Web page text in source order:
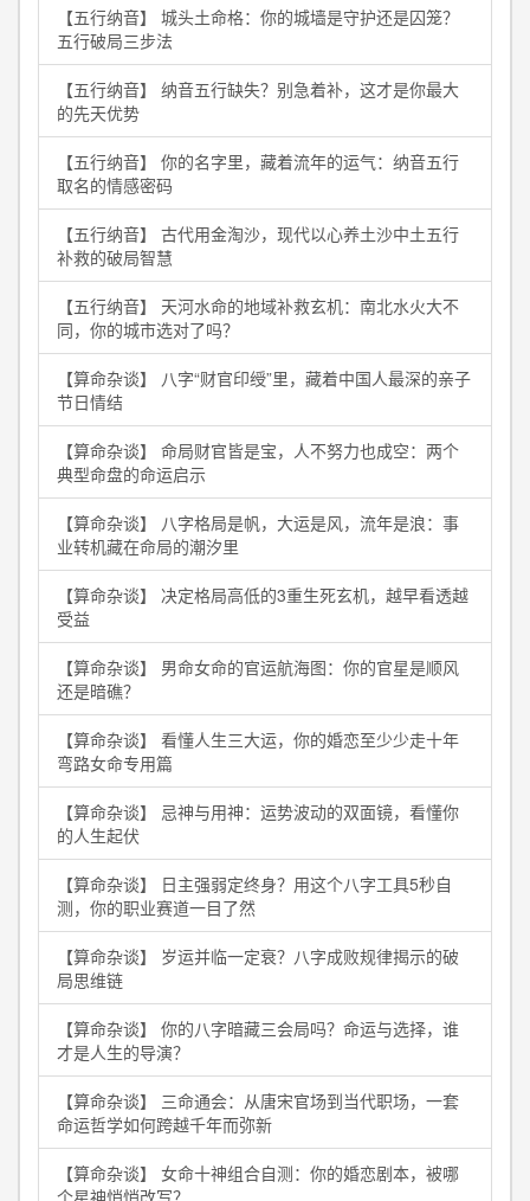
【五行纳音】 城头土命格：你的城墙是守护还是囚笼？
五行破局三步法
【五行纳音】 纳音五行缺失？别急着补，这才是你最大
的先天优势
【五行纳音】 你的名字里，藏着流年的运气：纳音五行
取名的情感密码
【五行纳音】 古代用金淘沙，现代以心养土沙中土五行
补救的破局智慧
【五行纳音】 天河水命的地域补救玄机：南北水火大不
同，你的城市选对了吗？
【算命杂谈】 八字“财官印绶”里，藏着中国人最深的亲子
节日情结
【算命杂谈】 命局财官皆是宝，人不努力也成空：两个
典型命盘的命运启示
【算命杂谈】 八字格局是帆，大运是风，流年是浪：事
业转机藏在命局的潮汐里
【算命杂谈】 决定格局高低的3重生死玄机，越早看透越
受益
【算命杂谈】 男命女命的官运航海图：你的官星是顺风
还是暗礁？
【算命杂谈】 看懂人生三大运，你的婚恋至少少走十年
弯路女命专用篇
【算命杂谈】 忌神与用神：运势波动的双面镜，看懂你
的人生起伏
【算命杂谈】 日主强弱定终身？用这个八字工具5秒自
测，你的职业赛道一目了然
【算命杂谈】 岁运并临一定衰？八字成败规律揭示的破
局思维链
【算命杂谈】 你的八字暗藏三会局吗？命运与选择，谁
才是人生的导演？
【算命杂谈】 三命通会：从唐宋官场到当代职场，一套
命运哲学如何跨越千年而弥新
【算命杂谈】 女命十神组合自测：你的婚恋剧本，被哪
个星神悄悄改写？